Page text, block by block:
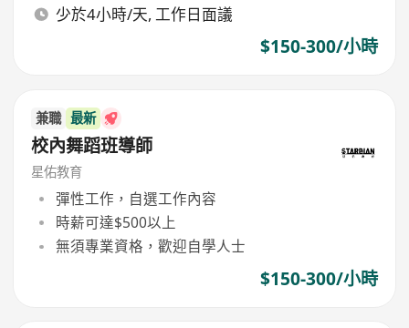
少於4小時/天, 工作日面議
$150-300/小時
兼職 最新
校內舞蹈班導師
星佑教育
彈性工作，自選工作內容
時薪可達$500以上
無須專業資格，歡迎自學人士
$150-300/小時